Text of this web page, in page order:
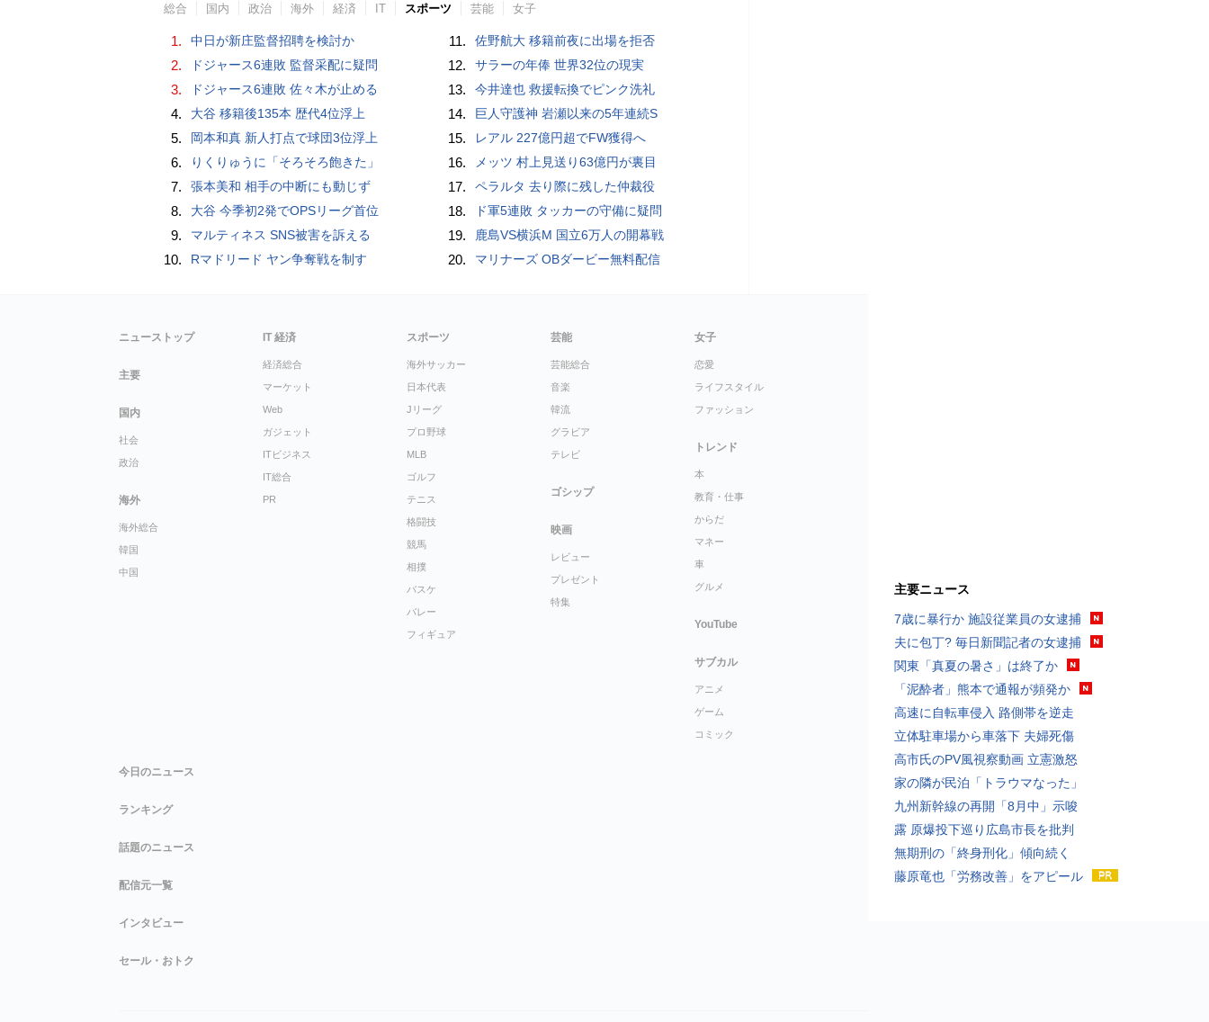
総合 国内 政治 海外 経済 IT スポーツ 芸能 女子
1. 中日が新庄監督招聘を検討か
2. ドジャース6連敗 監督采配に疑問
3. ドジャース6連敗 佐々木が止める
4. 大谷 移籍後135本 歴代4位浮上
5. 岡本和真 新人打点で球団3位浮上
6. りくりゅうに「そろそろ飽きた」
7. 張本美和 相手の中断にも動じず
8. 大谷 今季初2発でOPSリーグ首位
9. マルティネス SNS被害を訴える
10. Rマドリード ヤン争奪戦を制す
11. 佐野航大 移籍前夜に出場を拒否
12. サラーの年俸 世界32位の現実
13. 今井達也 救援転換でピンク洗礼
14. 巨人守護神 岩瀬以来の5年連続S
15. レアル 227億円超でFW獲得へ
16. メッツ 村上見送り63億円が裏目
17. ペラルタ 去り際に残した仲裁役
18. ド軍5連敗 タッカーの守備に疑問
19. 鹿島VS横浜M 国立6万人の開幕戦
20. マリナーズ OBダービー無料配信
主要ニュース
7歳に暴行か 施設従業員の女逮捕
夫に包丁? 毎日新聞記者の女逮捕
関東「真夏の暑さ」は終了か
「泥酔者」熊本で通報が頻発か
高速に自転車侵入 路側帯を逆走
立体駐車場から車落下 夫婦死傷
高市氏のPV風視察動画 立憲激怒
家の隣が民泊「トラウマなった」
九州新幹線の再開「8月中」示唆
露 原爆投下巡り広島市長を批判
無期刑の「終身刑化」傾向続く
藤原竜也「労務改善」をアピール
ニューストップ
主要
国内
社会
政治
海外
海外総合
韓国
中国
IT 経済
経済総合
マーケット
Web
ガジェット
ITビジネス
IT総合
PR
スポーツ
海外サッカー
日本代表
Jリーグ
プロ野球
MLB
ゴルフ
テニス
格闘技
競馬
相撲
バスケ
バレー
フィギュア
芸能
芸能総合
音楽
韓流
グラビア
テレビ
ゴシップ
映画
レビュー
プレゼント
特集
女子
恋愛
ライフスタイル
ファッション
トレンド
本
教育・仕事
からだ
マネー
車
グルメ
YouTube
サブカル
アニメ
ゲーム
コミック
今日のニュース
ランキング
話題のニュース
配信元一覧
インタビュー
セール・おトク